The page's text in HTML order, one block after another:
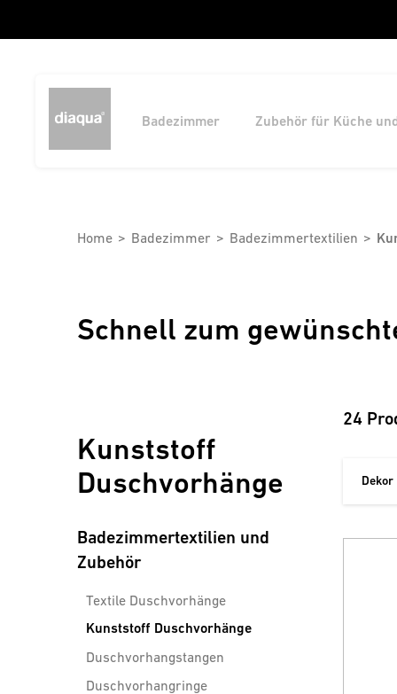
Badezimmer Zubehör für Küche
Home Badezimmer Badezimmertextilien
Schnell zum
Kunststoff
Duschvorhänge
Badezimmertextilien und
Zubehör
Textile Duschvorhänge
Kunststoff Duschvorhänge
Duschvorhangstangen
Duschvorhangringe
24
Dekor